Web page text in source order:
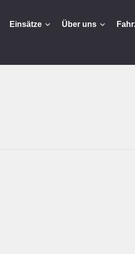
Einsätze Über uns